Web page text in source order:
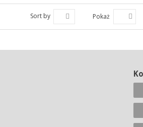
Sort by Pokaż